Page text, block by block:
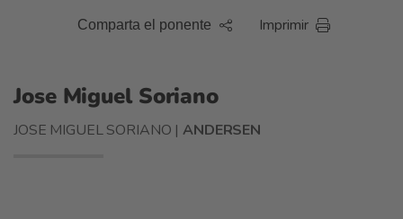
Comparta el ponente Imprimir
Jose Miguel Soriano
JOSE MIGUEL SORIANO |ANDERSEN